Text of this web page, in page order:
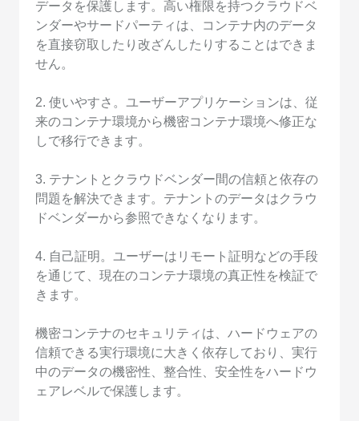
データを保護します。高い権限を持つクラウドベ
ンダーやサードパーティは、コンテナ内のデータ
を直接窃取したり改ざんしたりすることはできま
せん。
2. 使いやすさ。ユーザーアプリケーションは、従
来のコンテナ環境から機密コンテナ環境へ修正な
しで移行できます。
3. テナントとクラウドベンダー間の信頼と依存の
問題を解決できます。テナントのデータはクラウ
ドベンダーから参照できなくなります。
4. 自己証明。ユーザーはリモート証明などの手段
を通じて、現在のコンテナ環境の真正性を検証で
きます。
機密コンテナのセキュリティは、ハードウェアの
信頼できる実行環境に大きく依存しており、実行
中のデータの機密性、整合性、安全性をハードウ
ェアレベルで保護します。